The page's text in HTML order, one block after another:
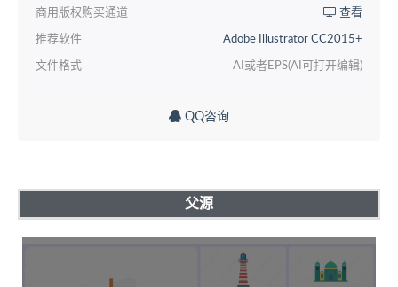
商用版权购买通道 查看
推荐软件 Adobe Illustrator CC2015+
文件格式 AI或者EPS(AI可打开编辑)
QQ咨询
父源